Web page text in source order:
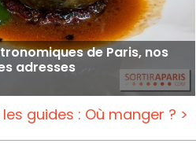
de Paris, nos
adresses
guides : Où manger ? >